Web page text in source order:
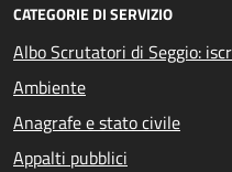
CATEGORIE DI SERVIZIO
Albo Scrutatori di Seggio:
Ambiente
Anagrafe e stato civile
Appalti pubblici